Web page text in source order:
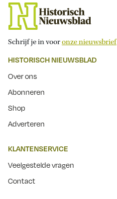
Schrijf je in vooronze nieuwsbrief
HISTORISCH NIEUWSBLAD
Over ons
Abonneren
Shop
Adverteren
KLANTENSERVICE
Veelgestelde vragen
Contact